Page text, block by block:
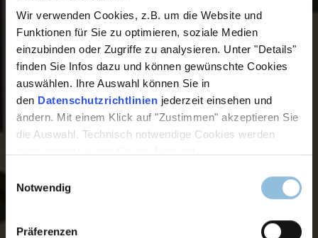
Wir verwenden Cookies, z.B. um die Website und
Funktionen für Sie zu optimieren, soziale Medien
einzubinden oder Zugriffe zu analysieren. Unter "Details"
finden Sie Infos dazu und können gewünschte Cookies
auswählen. Ihre Auswahl können Sie in
den Datenschutzrichtlinien jederzeit einsehen und
ändern. Mit einem Klick auf "Zustimmen" akzeptieren Sie
die Auswahl. Technisch notwendige Cookies werden
Einwilligungsauswahl
Notwendig
Präferenzen